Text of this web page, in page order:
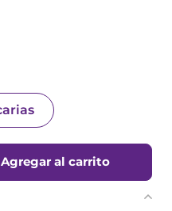
Agregar al carrito